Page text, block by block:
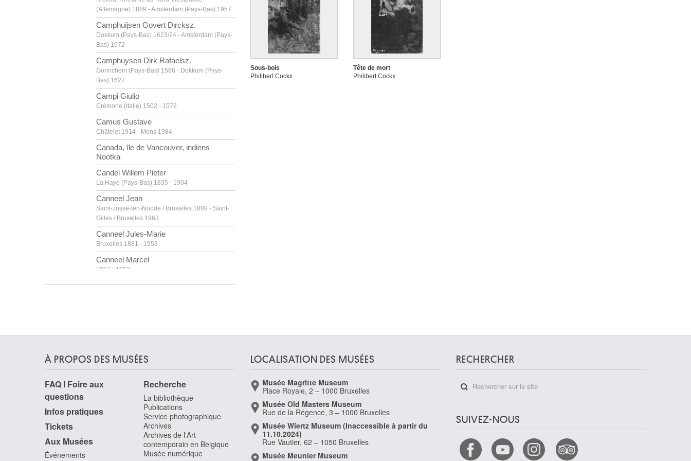
(Allemagne) 1889 - Amsterdam (Pays-Bas) 1957
Camphuijsen Govert Dircksz.
Dokkum (Pays-Bas) 1623/24 - Amsterdam (Pays-
Bas) 1672
Camphuysen Dirk Rafaelsz.
Gorinchem (Pays-Bas) 1586 - Dokkum (Pays-
Bas) 1627
Campi Giulio
Crémone (Italie) 1502 - 1572
Camus Gustave
Châtelet 1914 - Mons 1984
Canada, île de Vancouver, indiens
Nootka
Candel Willem Pieter
La Haye (Pays-Bas) 1835 - 1904
Canneel Jean
Saint-Josse-ten-Noode / Bruxelles 1889 - Saint-
Gilles / Bruxelles 1963
Canneel Jules-Marie
Bruxelles 1881 - 1953
Canneel Marcel
1894 - 1953
Canneel Théodore-Joseph
Cantagallina Remigio
(Italie) 1636
Cantré Jozef
Gand 1890 - 1957
Capogrossi Giuseppe
Rome (Italie) 1900 - 1972
Sous-bois
Philibert Cockx
Tête de mort
Philibert Cockx
À PROPOS DES MUSÉES
FAQ I Foire aux
questions
Infos pratiques
Tickets
Aux Musées
Événements
Recherche
La bibliothèque
Publications
Service photographique
Archives
Archives de l'Art
contemporain en Belgique
Musée numérique
LOCALISATION DES MUSÉES
Musée Magritte Museum
Place Royale, 2 – 1000 Bruxelles
Musée Old Masters Museum
Rue de la Régence, 3 – 1000 Bruxelles
Musée Wiertz Museum (Inaccessible à partir du
11.10.2024)
Rue Vautier, 62 – 1050 Bruxelles
Musée Meunier Museum
RECHERCHER
SUIVEZ-NOUS